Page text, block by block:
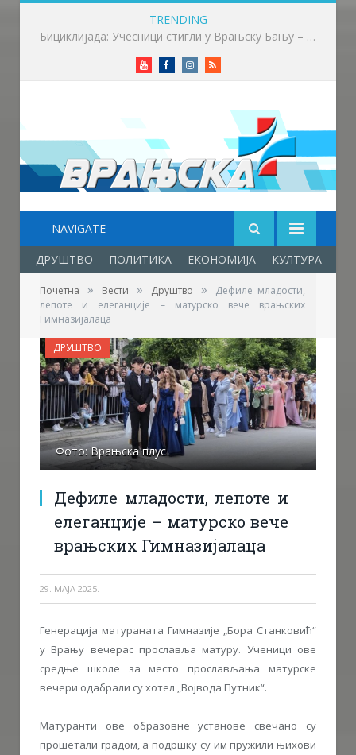
TRENDING
Више од 100 бициклиста возило до Врањске Бање
YoutubeFacebookInstagram
RSS
NAVIGATE
ДРУШТВО ПОЛИТИКА ЕКОНОМИЈА КУЛТУРА
Почетна » Вести » Друштво »
Дефиле младости,
лепоте и елеганције – матурско вече врањских
Гимназијалаца
Фото: Врањска плус
Дефиле младости, лепоте и
елеганције – матурско вече
врањских Гимназијалаца
29. МАЈА 2025.
ДРУШТВО
Генерација матураната Гимназије „Бора Станковић“
у Врању вечерас прославља матуру. Ученици ове
средње школе за место прослављања матурске
вечери одабрали су хотел „Војвода Путник“.
Матуранти ове образовне установе свечано су
прошетали градом, а подршку су им пружили њихови